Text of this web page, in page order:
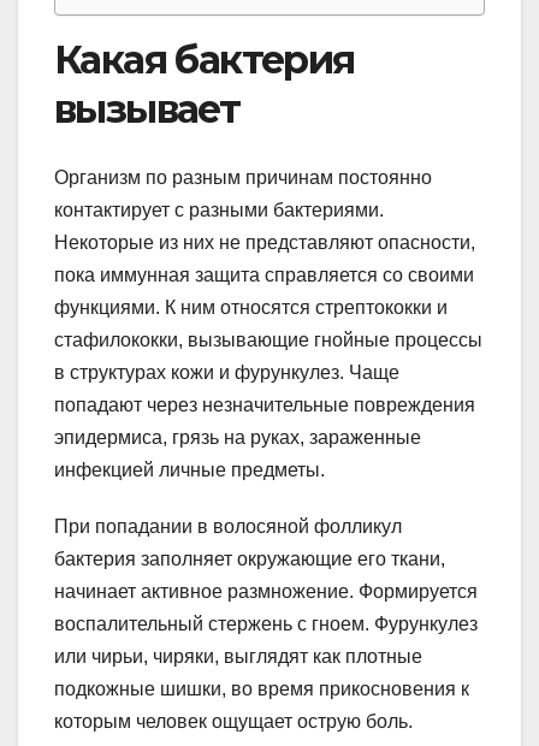
Какая бактерия
вызывает
Организм по разным причинам постоянно
контактирует с разными бактериями.
Некоторые из них не представляют опасности,
пока иммунная защита справляется со своими
функциями. К ним относятся стрептококки и
стафилококки, вызывающие гнойные процессы
в структурах кожи и фурункулез. Чаще
попадают через незначительные повреждения
эпидермиса, грязь на руках, зараженные
инфекцией личные предметы.
При попадании в волосяной фолликул
бактерия заполняет окружающие его ткани,
начинает активное размножение. Формируется
воспалительный стержень с гноем. Фурункулез
или чирьи, чиряки, выглядят как плотные
подкожные шишки, во время прикосновения к
которым человек ощущает острую боль.